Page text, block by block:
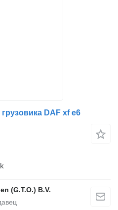
DAF xf e6
(G.T.O.) B.V.